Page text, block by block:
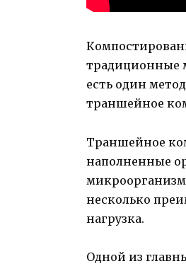
традиционные
есть один
траншейное
Траншейное
наполненные
несколько
нагрузка.
Одной из